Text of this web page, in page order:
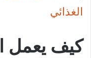
الغذائي
كيف يعمل